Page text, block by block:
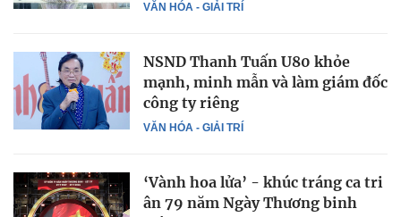
VĂN HÓA - GIẢI TRÍ
VĂN HÓA - GIẢI TRÍ
NSND Thanh Tuấn U80 khỏe
mạnh, minh mẫn và làm giám đốc
công ty riêng
‘Vành hoa lửa’ - khúc tráng ca tri
ân 79 năm Ngày Thương binh